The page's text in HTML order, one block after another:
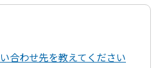
合わせ先を教えてください